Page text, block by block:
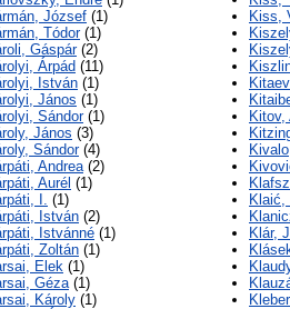
József (1)
Tódor(1)
Gáspár(2)
Árpád (11)
István (1)
János (1)
Sándor(1)
János (3)
Sándor(4)
Andrea(2)
Aurél (1)
I. (1)
István (2)
Istvánné (1)
Zoltán (1)
Elek (1)
Géza(1)
Károly (1)
Kiss,
Klaić,
Klár,